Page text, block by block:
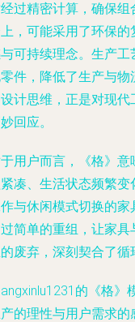
过精密计算，确保
，可能采用了环保
可持续理念。生产
件，降低了生产与
计思维，正是对现
回应。
用户而言，《格》
凑、生活状态频繁
与休闲模式切换的家
简单的重组，让家
废弃，深刻契合了循
的《格》
的理性与用户需求